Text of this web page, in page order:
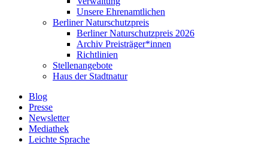
Unsere Ehrenamtlichen
Berliner Naturschutzpreis
Berliner Naturschutzpreis 2026
Archiv Preisträger*innen
Richtlinien
Stellenangebote
Haus der Stadtnatur
Blog
Presse
Newsletter
Mediathek
Leichte Sprache